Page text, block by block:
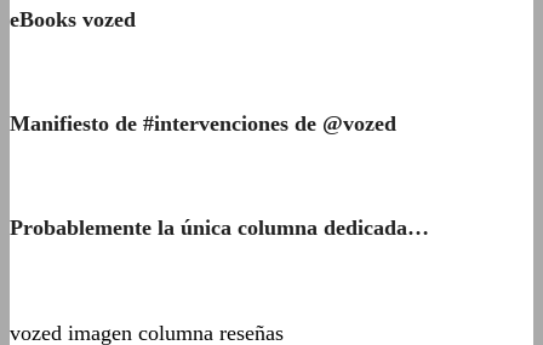
eBooks vozed
Manifiesto de #intervenciones de @vozed
Probablemente la única columna dedicada…
vozed imagen columna reseñas